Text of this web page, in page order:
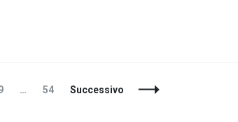
… Pagina
54 Successivo